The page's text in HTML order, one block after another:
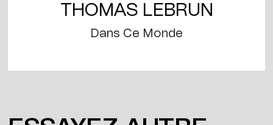
THOMAS LEBRUN
Dans Ce Monde